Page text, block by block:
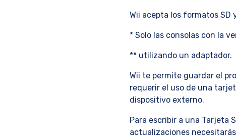
Wii acepta los formatos SD
* Solo las consolas con la
** utilizando un adaptador.
Wii te permite guardar el
requerir el uso de una
dispositivo externo.
Para escribir a una Tarjeta
actualizaciones